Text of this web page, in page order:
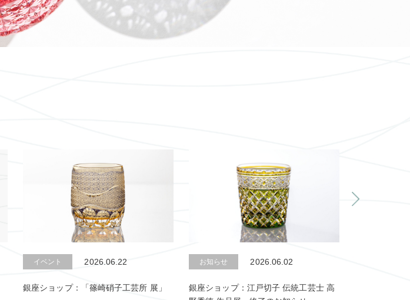
イベント 2026.06.22
銀座ショップ：「篠崎硝子工芸所 展」
お知らせ 2026.06.02
銀座ショップ：江戸切子 伝統工芸士 高